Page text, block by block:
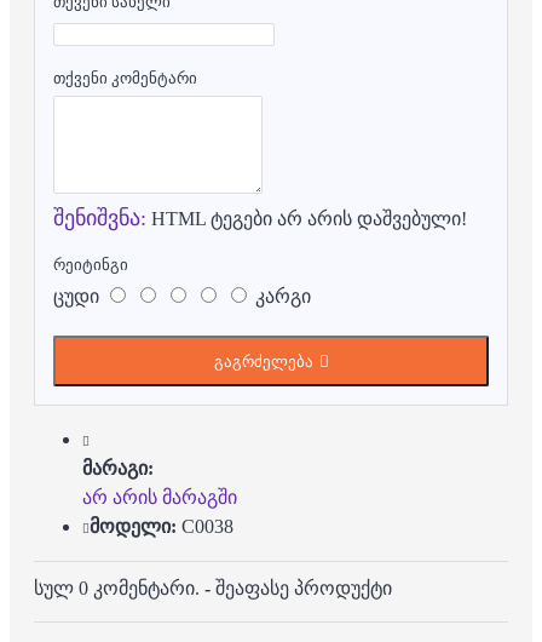
თქვენი კომენტარი
შენიშვნა: HTML ტეგები არ არის დაშვებული!
რეიტინგი
ცუდი კარგი
გაგრძელება
მარაგი:
არ არის მარაგში
მოდელი: C0038
სულ 0 კომენტარი. - შეაფასე პროდუქტი